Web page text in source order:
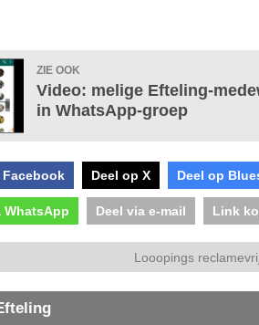
ZIE OOK
Video: melige Efteling-
in WhatsApp-groep
Facebook Deel op X Deel op
WhatsApp Deel via e-mail Link
Looopings